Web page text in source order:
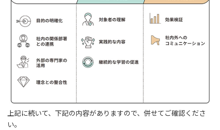
上記に続いて、下記の内容がありますので、併せてご確認くださ
い。